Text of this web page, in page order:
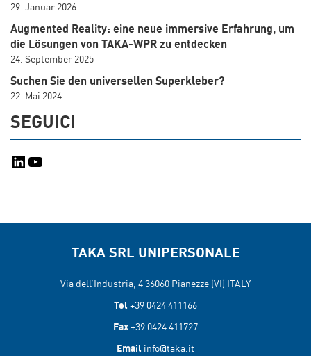
29. Januar 2026
Augmented Reality: eine neue immersive Erfahrung, um
die Lösungen von TAKA-WPR zu entdecken
24. September 2025
Suchen Sie den universellen Superkleber?
22. Mai 2024
SEGUICI
LinkedIn
YouTube
TAKA SRL UNIPERSONALE
Via dell’Industria, 4 36060 Pianezze (VI) ITALY
Tel +39 0424 411166
Fax +39 0424 411727
Email info@taka.it